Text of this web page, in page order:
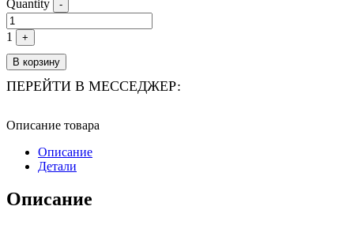
Quantity
-
1 +
В корзину
ПЕРЕЙТИ В МЕССЕДЖЕР:
Описание товара
Описание
Детали
Описание